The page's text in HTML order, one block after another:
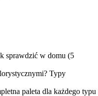
sprawdzić w domu (5
Typy
paleta dla każdego typu